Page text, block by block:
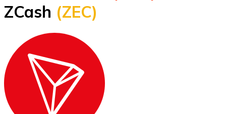
BTC
ZCash (ZEC)